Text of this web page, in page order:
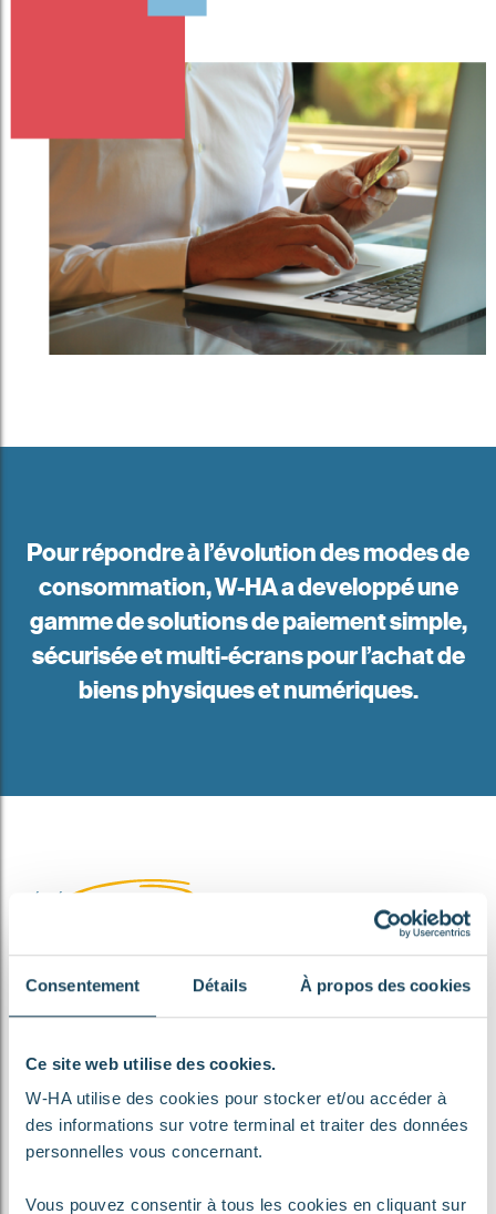
Consentement Détails À propos des cookies
Ce site web utilise des cookies.
W-HA utilise des cookies pour stocker et/ou accéder à
des informations sur votre terminal et traiter des données
personnelles vous concernant.
Vous pouvez consentir à tous les cookies en cliquant sur
Pour répondre à l’évolution des modes de
consommation, W-HA a developpé une
gamme de solutions de paiement simple,
sécurisée et multi-écrans pour l’achat de
biens physiques et numériques.